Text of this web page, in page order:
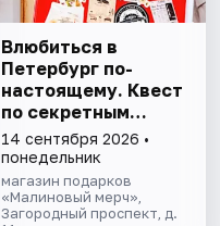
Влюбиться в
Петербург по-
настоящему. Квест
по секретным
местам
14 сентября 2026 •
понедельник
магазин подарков
«Малиновый мерч»,
Загородный проспект, д.